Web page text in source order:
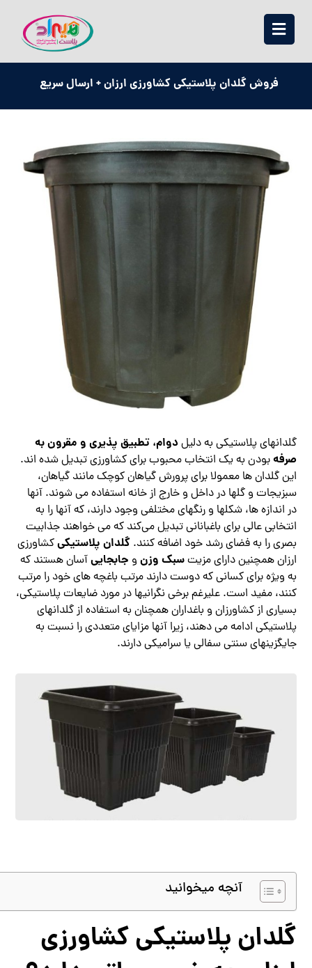
فروش گلدان پلاستیکی کشاورزی ارزان + ارسال سریع
گلدانهای پلاستیکی به دلیل دوام، تطبیق پذیری و مقرون به
صرفهبودن به یک انتخاب محبوب برای کشاورزی تبدیل شده اند.
این گلدان ها معمولا برای پرورش گیاهان کوچک مانند گیاهان،
سبزیجات و گلها در داخل و خارج از خانه استفاده می شوند. آنها
در اندازه‌ ها، شکلها و رنگهای مختلفی وجود دارند، که آنها را به
انتخابی عالی برای باغبانانی تبدیل می‌کند که می‌ خواهند جذابیت
بصری را به فضای رشد خود اضافه کنند.گلدان پلاستیکیکشاورزی
ارزان همچنین دارای مزیتسبک وزن و جابجاییآسان هستند که
به ویژه برای کسانی که دوست دارند مرتب باغچه های خود را مرتب
کنند، مفید است. علیرغم برخی نگرانیها در مورد ضایعات پلاستیکی،
بسیاری از کشاورزان و باغداران همچنان به استفاده از گلدانهای
پلاستیکی ادامه می دهند، زیرا آنها مزایای متعددی را نسبت به
جایگزینهای سنتی سفالی یا سرامیکی دارند.
آنچه میخوانید
گلدان پلاستیکی کشاورزی